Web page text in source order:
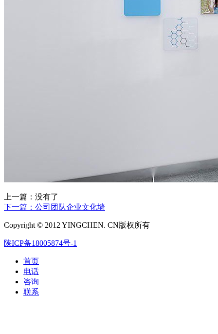
上一篇：没有了
下一篇：公司团队企业文化墙
Copyright © 2012 YINGCHEN. CN版权所有
陕ICP备18005874号-1
首页
电话
咨询
联系